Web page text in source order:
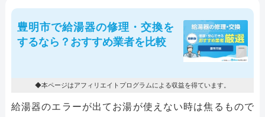
豊明市で給湯器の修理・交換を
するなら？おすすめ業者を比較
◆本ページはアフィリエイトプログラムによる収益を得ています。
給湯器のエラーが出てお湯が使えない時は焦るもので